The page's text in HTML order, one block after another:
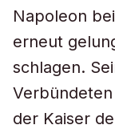
Napoleon
erneut
schlagen.
der Kaiser